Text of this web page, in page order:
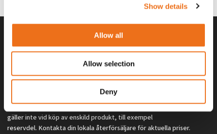
Show details
Allow all
Allow selection
Deny
Alla priser på tillbehör och tillval gäller vid köp av ny maskin. Priserna
gäller inte vid köp av enskild produkt, till exempel
reservdel. Kontakta din lokala återförsäljare för aktuella priser.